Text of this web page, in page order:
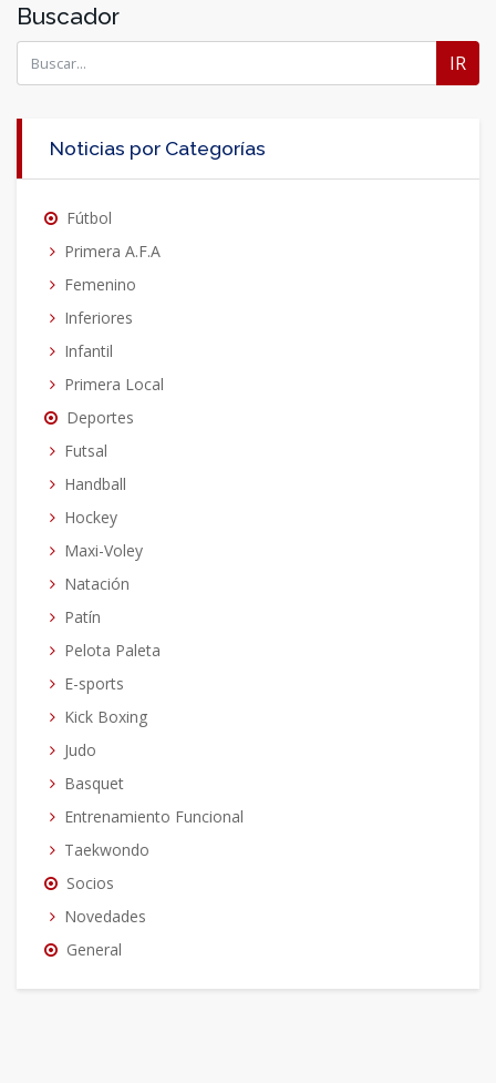
Buscador
IR
Noticias por Categorías
Fútbol
Primera A.F.A
Femenino
Inferiores
Infantil
Primera Local
Deportes
Futsal
Handball
Hockey
Maxi-Voley
Natación
Patín
Pelota Paleta
E-sports
Kick Boxing
Judo
Basquet
Entrenamiento Funcional
Taekwondo
Socios
Novedades
General